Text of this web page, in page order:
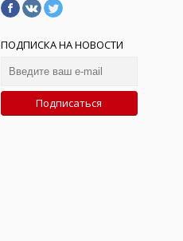
ПОДПИСКА НА НОВОСТИ
Подписаться